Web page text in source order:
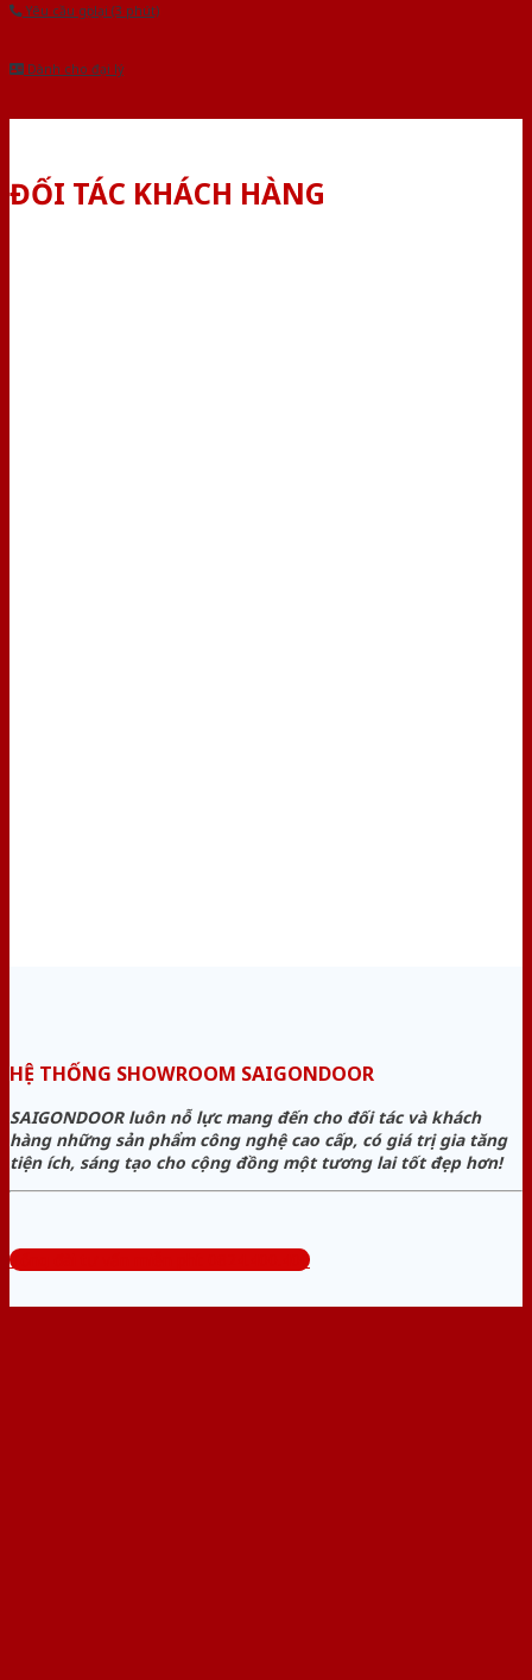
Yêu cầu gọi lại (3 phút)
Dành cho đại lý
ĐỐI TÁC KHÁCH HÀNG
HỆ THỐNG SHOWROOM SAIGONDOOR
SAIGONDOOR luôn nỗ lực mang đến cho đối tác và khách
hàng những sản phẩm công nghệ cao cấp, có giá trị gia tăng
tiện ích, sáng tạo cho cộng đồng một tương lai tốt đẹp hơn!
Tổng đài tư vấn miễn phí: 0824.400.400